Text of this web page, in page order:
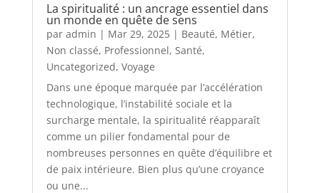
La spiritualité : un ancrage essentiel dans
un monde en quête de sens
par admin | Mar 29, 2025| Beauté, Métier,
Non classé, Professionnel, Santé,
Uncategorized, Voyage
Dans une époque marquée par l’accélération
technologique, l’instabilité sociale et la
surcharge mentale, la spiritualité réapparaît
comme un pilier fondamental pour de
nombreuses personnes en quête d’équilibre et
de paix intérieure. Bien plus qu’une croyance
ou une...